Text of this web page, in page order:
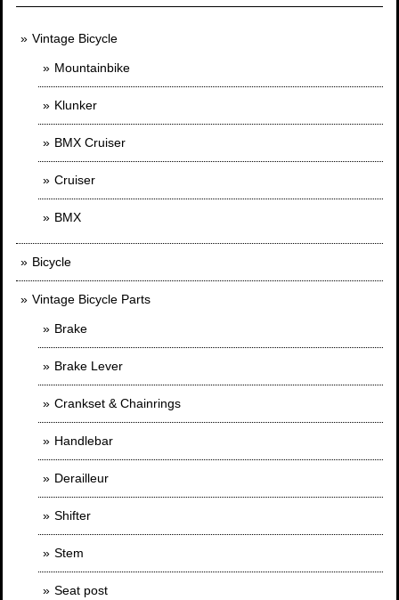
Vintage Bicycle
Mountainbike
Klunker
BMX Cruiser
Cruiser
BMX
Bicycle
Vintage Bicycle Parts
Brake
Brake Lever
Crankset & Chainrings
Handlebar
Derailleur
Shifter
Stem
Seat post